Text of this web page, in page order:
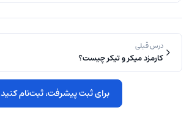
درس قبلی
کارمزد میکر و تیکر چیست؟
برای ثبت پیشرفت، ثبت‌نام کنید